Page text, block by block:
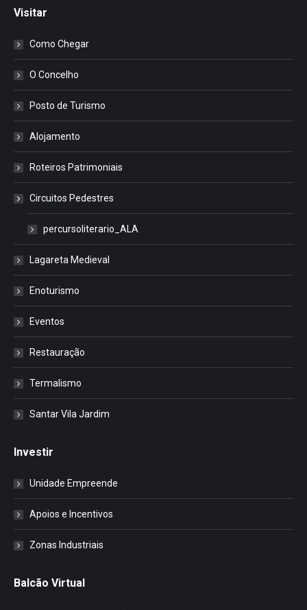
Visitar
Como Chegar
O Concelho
Posto de Turismo
Alojamento
Roteiros Patrimoniais
Circuitos Pedestres
percursoliterario_ALA
Lagareta Medieval
Enoturismo
Eventos
Restauração
Termalismo
Santar Vila Jardim
Investir
Unidade Empreende
Apoios e Incentivos
Zonas Industriais
Balcão Virtual